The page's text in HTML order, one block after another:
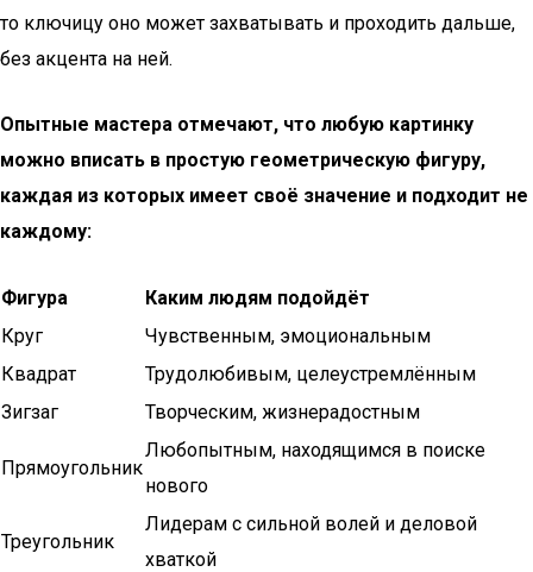
то ключицу оно может захватывать и проходить дальше,
без акцента на ней.
Опытные мастера отмечают, что любую картинку
можно вписать в простую геометрическую фигуру,
каждая из которых имеет своё значение и подходит не
каждому:
Фигура
Каким людям подойдёт
Круг
Чувственным, эмоциональным
Квадрат
Трудолюбивым, целеустремлённым
Зигзаг
Творческим, жизнерадостным
Прямоугольник
Любопытным, находящимся в поиске
нового
Треугольник
Лидерам с сильной волей и деловой
хваткой